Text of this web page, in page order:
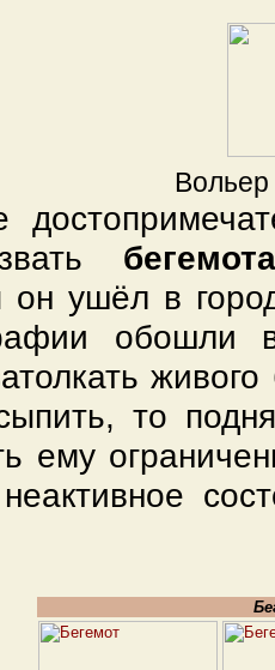
Вольер
он ушёл в
обошли
то
ему